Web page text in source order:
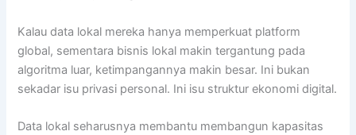
Kalau data lokal mereka hanya memperkuat platform
global, sementara bisnis lokal makin tergantung pada
algoritma luar, ketimpangannya makin besar. Ini bukan
sekadar isu privasi personal. Ini isu struktur ekonomi digital.
Data lokal seharusnya membantu membangun kapasitas